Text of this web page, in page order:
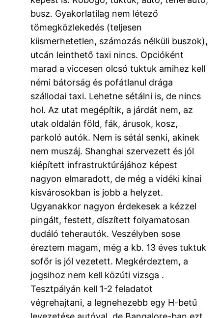
busz. Gyakorlatilag nem létező
tömegközlekedés (teljesen
kiismerhetetlen, számozás nélküli buszok),
utcán leinthető taxi nincs. Opcióként
marad a viccesen olcsó tuktuk amihez kell
némi bátorság és pofátlanul drága
szállodai taxi. Lehetne sétálni is, de nincs
hol. Az utat megépítik, a járdát nem, az
utak oldalán föld, fák, árusok, kosz,
parkoló autók. Nem is sétál senki, akinek
nem muszáj. Shanghai szervezett és jól
kiépített infrastruktúrájához képest
nagyon elmaradott, de még a vidéki kínai
kisvárosokban is jobb a helyzet.
Ugyanakkor nagyon érdekesek a kézzel
pingált, festett, díszített folyamatosan
dudáló teherautók. Veszélyben sose
éreztem magam, még a kb. 13 éves tuktuk
sofőr is jól vezetett. Megkérdeztem, a
jogsihoz nem kell közúti vizsga .
Tesztpályán kell 1-2 feladatot
végrehajtani, a legnehezebb egy H-betű